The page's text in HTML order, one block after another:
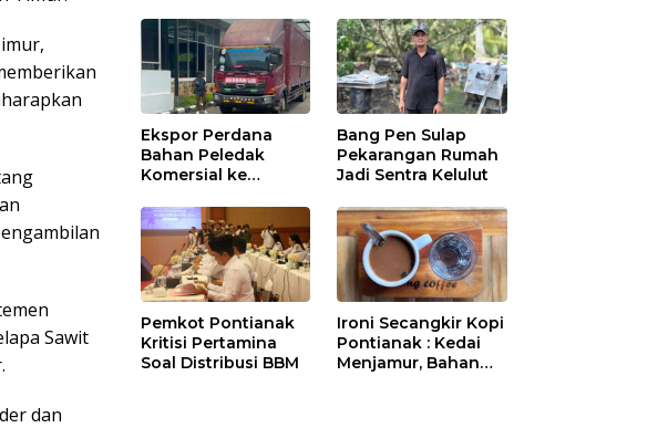
Sawit
dan
Ekspor Perdana
Bahan Peledak
Komersial ke
PLBN Entikong
Bang Pen Sulap
Pekarangan Rumah
Jadi Sentra Kelulut
Pemkot Pontianak
Kritisi Pertamina
Soal Distribusi BBM
Ironi Secangkir Kopi
Pontianak : Kedai
Menjamur, Bahan